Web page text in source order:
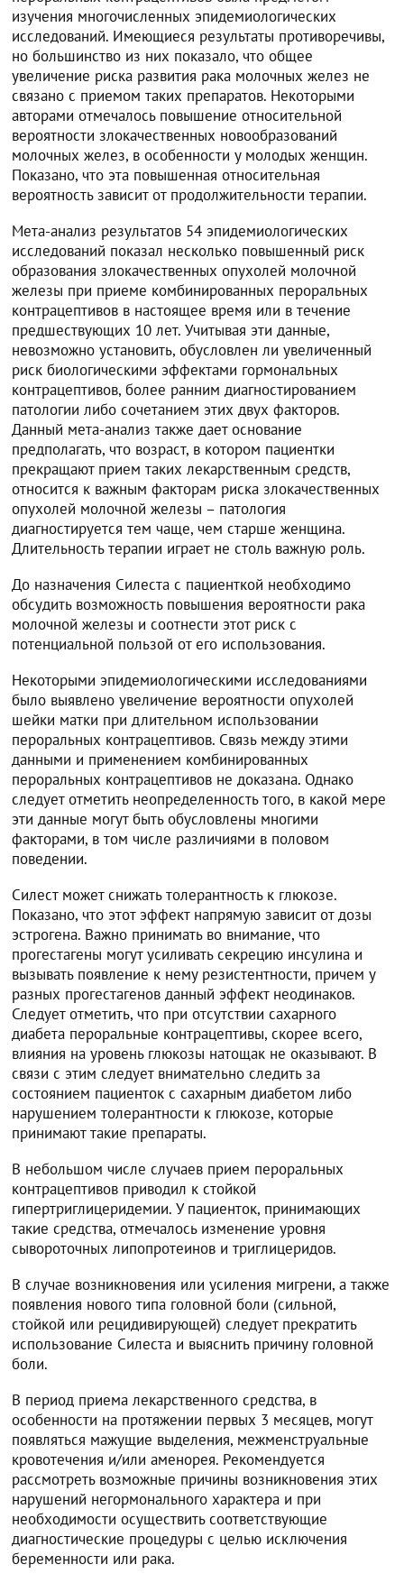
изучения многочисленных эпидемиологических
исследований. Имеющиеся результаты противоречивы,
но большинство из них показало, что общее
увеличение риска развития рака молочных желез не
связано с приемом таких препаратов. Некоторыми
авторами отмечалось повышение относительной
вероятности злокачественных новообразований
молочных желез, в особенности у молодых женщин.
Показано, что эта повышенная относительная
вероятность зависит от продолжительности терапии.
Мета-анализ результатов 54 эпидемиологических
исследований показал несколько повышенный риск
образования злокачественных опухолей молочной
железы при приеме комбинированных пероральных
контрацептивов в настоящее время или в течение
предшествующих 10 лет. Учитывая эти данные,
невозможно установить, обусловлен ли увеличенный
риск биологическими эффектами гормональных
контрацептивов, более ранним диагностированием
патологии либо сочетанием этих двух факторов.
Данный мета-анализ также дает основание
предполагать, что возраст, в котором пациентки
прекращают прием таких лекарственным средств,
относится к важным факторам риска злокачественных
опухолей молочной железы – патология
диагностируется тем чаще, чем старше женщина.
Длительность терапии играет не столь важную роль.
До назначения Силеста с пациенткой необходимо
обсудить возможность повышения вероятности рака
молочной железы и соотнести этот риск с
потенциальной пользой от его использования.
Некоторыми эпидемиологическими исследованиями
было выявлено увеличение вероятности опухолей
шейки матки при длительном использовании
пероральных контрацептивов. Связь между этими
данными и применением комбинированных
пероральных контрацептивов не доказана. Однако
следует отметить неопределенность того, в какой мере
эти данные могут быть обусловлены многими
факторами, в том числе различиями в половом
поведении.
Силест может снижать толерантность к глюкозе.
Показано, что этот эффект напрямую зависит от дозы
эстрогена. Важно принимать во внимание, что
прогестагены могут усиливать секрецию инсулина и
вызывать появление к нему резистентности, причем у
разных прогестагенов данный эффект неодинаков.
Следует отметить, что при отсутствии сахарного
диабета пероральные контрацептивы, скорее всего,
влияния на уровень глюкозы натощак не оказывают. В
связи с этим следует внимательно следить за
состоянием пациенток с сахарным диабетом либо
нарушением толерантности к глюкозе, которые
принимают такие препараты.
В небольшом числе случаев прием пероральных
контрацептивов приводил к стойкой
гипертриглицеридемии. У пациенток, принимающих
такие средства, отмечалось изменение уровня
сывороточных липопротеинов и триглицеридов.
В случае возникновения или усиления мигрени, а также
появления нового типа головной боли (сильной,
стойкой или рецидивирующей) следует прекратить
использование Силеста и выяснить причину головной
боли.
В период приема лекарственного средства, в
особенности на протяжении первых 3 месяцев, могут
появляться мажущие выделения, межменструальные
кровотечения и/или аменорея. Рекомендуется
рассмотреть возможные причины возникновения этих
нарушений негормонального характера и при
необходимости осуществить соответствующие
диагностические процедуры с целью исключения
беременности или рака.